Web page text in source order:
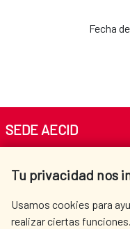
Fecha
Tu privacidad nos
Usamos cookies para
realizar ciertas
SEDE AECID
Tel. +34 900 20 30 54​​​​​​​